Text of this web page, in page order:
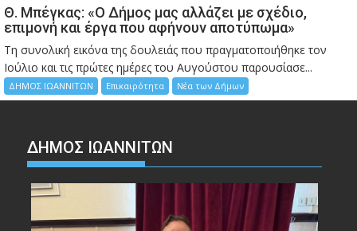
Θ. Μπέγκας: «Ο Δήμος μας αλλάζει με σχέδιο,
επιμονή και έργα που αφήνουν αποτύπωμα»
Τη συνολική εικόνα της δουλειάς που πραγματοποιήθηκε τον
Ιούλιο και τις πρώτες ημέρες του Αυγούστου παρουσίασε...
ΔΗΜΟΣ ΙΩΑΝΝΙΤΩΝ Επικαιρότητα Νέα των Δήμων
ΔΗΜΟΣ ΙΩΑΝΝΙΤΩΝ